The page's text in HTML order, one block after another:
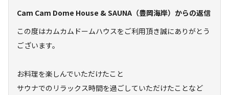
Cam Cam Dome House & SAUNA（豊岡海岸） からの返信
この度はカムカムドームハウスをご利用頂き誠にありがとう
ございます。
お料理を楽しんでいただけたこと
サウナでのリラックス時間を過ごしていただけたことなど